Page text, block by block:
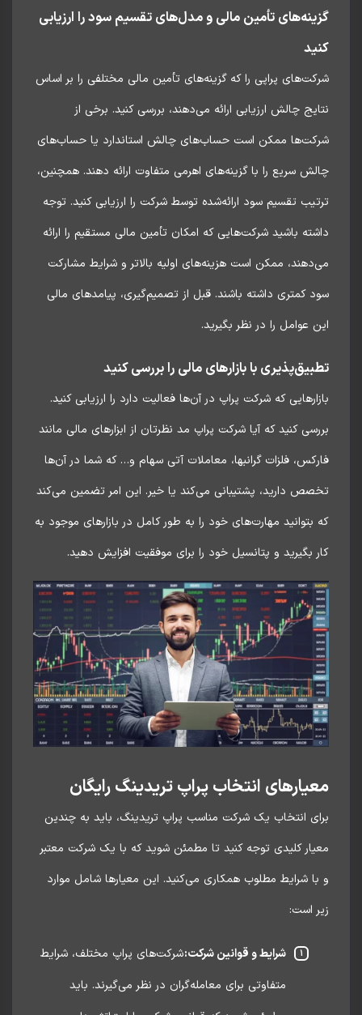
تأمین مالی و مدل‌های تقسیم سود را ارزیابی
پراپی را که گزینه‌های تأمین مالی مختلفی را بر اساس
چالش ارزیابی ارائه می‌دهند، بررسی کنید. برخی از
ممکن است حساب‌های چالش استاندارد یا حساب‌های
سریع را با گزینه‌های اهرمی متفاوت ارائه دهند. همچنین،
تقسیم سود ارائه‌شده توسط شرکت را ارزیابی کنید. توجه
باشید شرکت‌هایی که امکان تأمین مالی مستقیم را ارائه
ممکن است هزینه‌های اولیه بالاتر و شرایط مشارکت
کمتری داشته باشند. قبل از تصمیم‌گیری، پیامدهای مالی
عوامل را در نظر بگیرید.
با بازارهای مالی را بررسی کنید
که شرکت پراپ در آن‌ها فعالیت دارد را ارزیابی کنید.
کنید که آیا شرکت پراپ مد نظرتان از ابزارهای مالی مانند
فلزات گرانبها، معاملات آتی سهام و… که شما در آن‌ها
دارید، پشتیبانی می‌کند یا خیر. این امر تضمین می‌کند
بتوانید مهارت‌های خود را به طور کامل در بازارهای موجود به
بگیرید و پتانسیل خود را برای موفقیت افزایش دهید.
انتخاب پراپ تریدینگ رایگان
انتخاب یک شرکت مناسب پراپ تریدینگ، باید به چندین
کلیدی توجه کنید تا مطمئن شوید که با یک شرکت معتبر
شرایط مطلوب همکاری می‌کنید. این معیارها شامل موارد
شرایط و قوانین شرکت:شرکت‌های پراپ مختلف، شرایط
متفاوتی برای معامله‌گران در نظر می‌گیرند. باید